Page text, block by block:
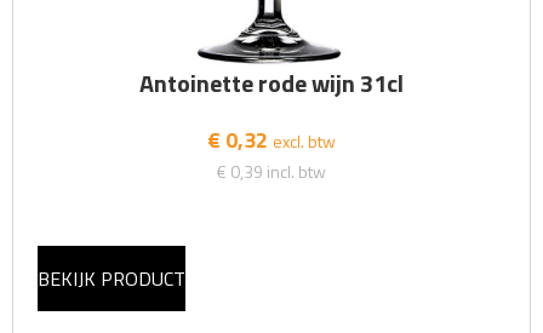
Antoinette rode wijn 31cl
€ 0,32 excl. btw
€ 0,39 incl. btw
BEKIJK PRODUCT